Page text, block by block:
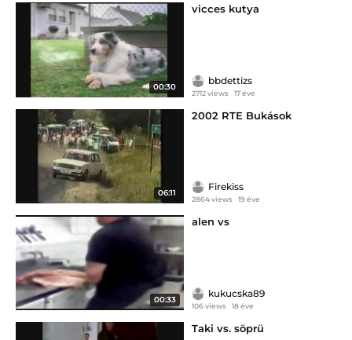
00:30
vicces kutya
bbdettizs
2712 views 17 éve
06:11
2002 RTE Bukások
Firekiss
2864 views 19 éve
00:33
alen vs
kukucska89
106 views 18 éve
Taki vs. söprü